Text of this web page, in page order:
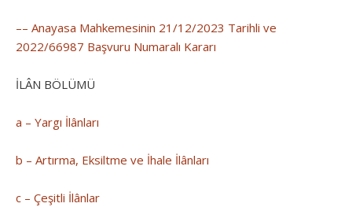
–– Anayasa Mahkemesinin 21/12/2023 Tarihli ve
2022/66987 Başvuru Numaralı Kararı
İLÂN BÖLÜMÜ
a – Yargı İlânları
b – Artırma, Eksiltme ve İhale İlânları
c – Çeşitli İlânlar